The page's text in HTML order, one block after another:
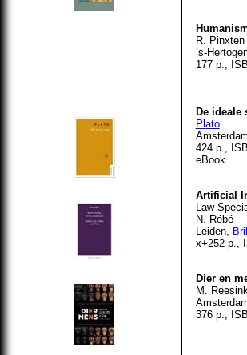
R. Pinxten
’s-
177 p.,
De ideale
Plato
424 p.,
eBook
Artificial
Law
N. Rébé
Leiden,
x+252 p.,
Dier en
M.
376 p.,